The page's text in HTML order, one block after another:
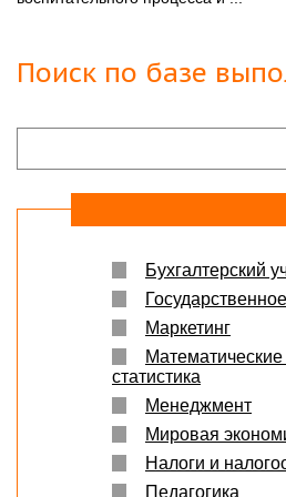
Большое спасибо Вам и автору!!! Это
что нужно!!!!!
Поиск по базе
Бухгалтерский
Маркетинг
статистика
Менеджмент
Мировая
Налоги и
Педагогика